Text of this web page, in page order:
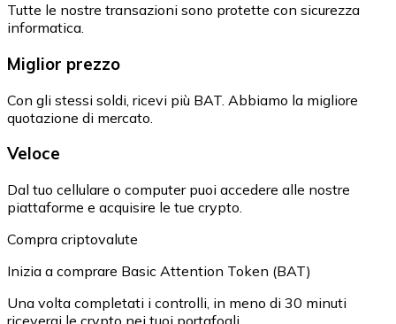
Tutte le nostre transazioni sono protette con sicurezza
informatica.
Miglior prezzo
Con gli stessi soldi, ricevi più BAT. Abbiamo la migliore
quotazione di mercato.
Veloce
Dal tuo cellulare o computer puoi accedere alle nostre
piattaforme e acquisire le tue crypto.
Compra criptovalute
Inizia a comprare Basic Attention Token (BAT)
Una volta completati i controlli, in meno di 30 minuti
riceverai le crypto nei tuoi portafogli.